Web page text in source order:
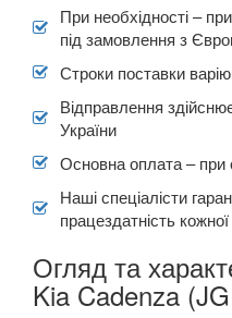
Sorento II (XM)
Sorento III (UM, C5)
Soul I (AM)
Soul II (PS)
Soul EV I
Stonic
При необхідності –
під замовлення з
Строки поставки
Відправлення
України
Основна оплата – при
Наші спеціалісти
працездатність
Огляд та
Kia Cadenza